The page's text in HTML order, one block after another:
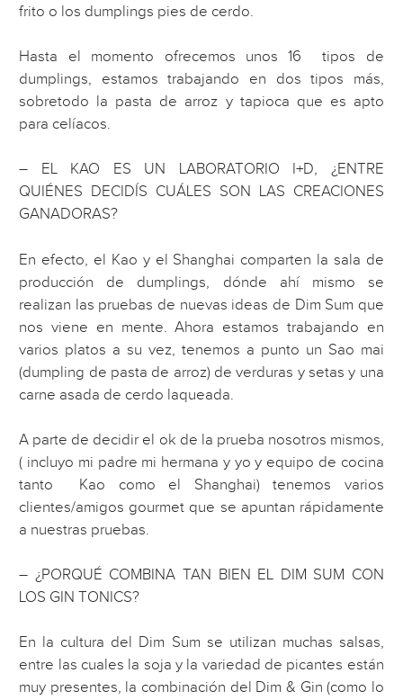
frito o los dumplings pies de cerdo.
Hasta el momento ofrecemos unos 16 tipos de
dumplings, estamos trabajando en dos tipos más,
sobretodo la pasta de arroz y tapioca que es apto
para celíacos.
– EL KAO ES UN LABORATORIO I+D, ¿ENTRE
QUIÉNES DECIDÍS CUÁLES SON LAS CREACIONES
GANADORAS?
En efecto, el Kao y el Shanghai comparten la sala de
producción de dumplings, dónde ahí mismo se
realizan las pruebas de nuevas ideas de Dim Sum que
nos viene en mente. Ahora estamos trabajando en
varios platos a su vez, tenemos a punto un Sao mai
(dumpling de pasta de arroz) de verduras y setas y una
carne asada de cerdo laqueada.
A parte de decidir el ok de la prueba nosotros mismos,
( incluyo mi padre mi hermana y yo y equipo de cocina
tanto Kao como el Shanghai) tenemos varios
clientes/amigos gourmet que se apuntan rápidamente
a nuestras pruebas.
– ¿PORQUÉ COMBINA TAN BIEN EL DIM SUM CON
LOS GIN TONICS?
En la cultura del Dim Sum se utilizan muchas salsas,
entre las cuales la soja y la variedad de picantes están
muy presentes, la combinación del Dim & Gin (como lo